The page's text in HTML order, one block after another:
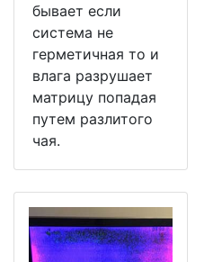
бывает если
система не
герметичная то и
влага разрушает
матрицу попадая
путем разлитого
чая.